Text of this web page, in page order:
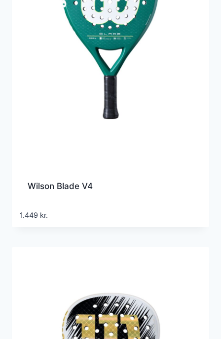
Wilson Blade V4
1.449 kr.